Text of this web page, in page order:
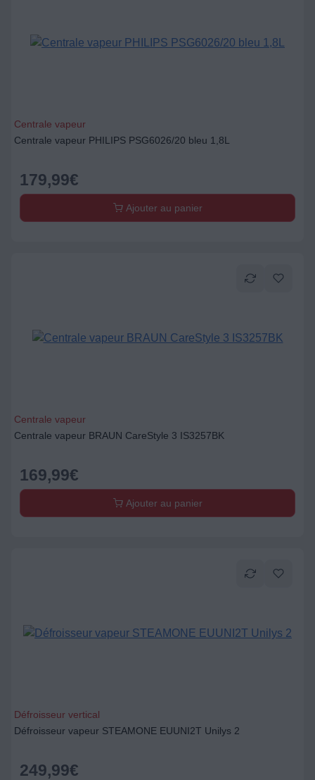
Centrale vapeur
Centrale vapeur PHILIPS PSG6026/20 bleu 1,8L
179,99€
Ajouter au panier
Centrale vapeur
Centrale vapeur BRAUN CareStyle 3 IS3257BK
169,99€
Ajouter au panier
Défroisseur vertical
Défroisseur vapeur STEAMONE EUUNI2T Unilys 2
249,99€